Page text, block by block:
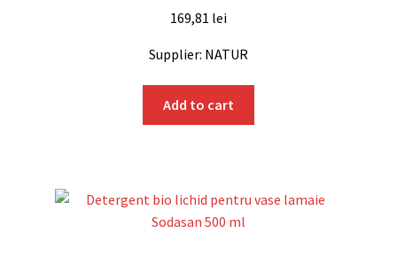
169,81 lei
Supplier: NATUR
Add to cart